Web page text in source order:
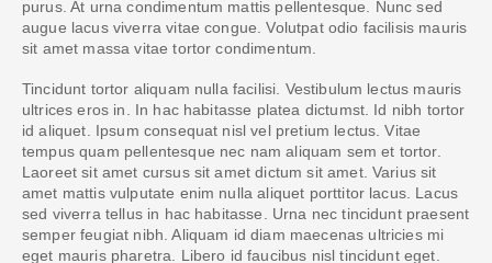
purus. At urna condimentum mattis pellentesque. Nunc sed
augue lacus viverra vitae congue. Volutpat odio facilisis mauris
sit amet massa vitae tortor condimentum.
Tincidunt tortor aliquam nulla facilisi. Vestibulum lectus mauris
ultrices eros in. In hac habitasse platea dictumst. Id nibh tortor
id aliquet. Ipsum consequat nisl vel pretium lectus. Vitae
tempus quam pellentesque nec nam aliquam sem et tortor.
Laoreet sit amet cursus sit amet dictum sit amet. Varius sit
amet mattis vulputate enim nulla aliquet porttitor lacus. Lacus
sed viverra tellus in hac habitasse. Urna nec tincidunt praesent
semper feugiat nibh. Aliquam id diam maecenas ultricies mi
eget mauris pharetra. Libero id faucibus nisl tincidunt eget.